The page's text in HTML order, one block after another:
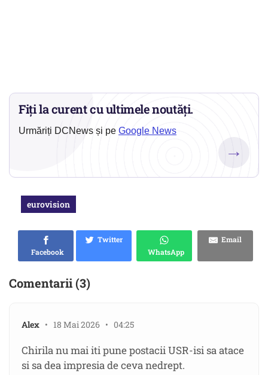
Fiți la curent cu ultimele noutăți.
Urmăriți DCNews și pe Google News
→
eurovision
Facebook
Twitter
WhatsApp
Email
Comentarii (3)
Alex • 18 Mai 2026 • 04:25
Chirila nu mai iti pune postacii USR-isi sa atace
si sa dea impresia de ceva nedrept.